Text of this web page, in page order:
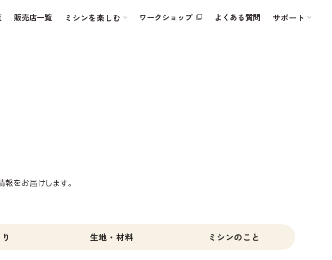
販売店一覧 ミシンを楽しむ ワークショップ よくある質問 サポート
報をお届けします。
生地・材料 ミシンのこと